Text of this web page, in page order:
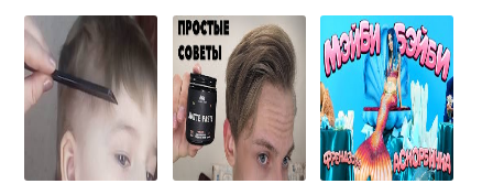
УСЛОВИЯХ